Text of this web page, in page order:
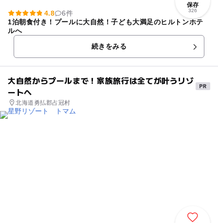
保存
326
4.8
6件
1泊朝食付き！プールに大自然！子ども大満足のヒルトンホテ
ルへ
続きをみる
大自然からプールまで！家族旅行は全てが叶うリゾ
ートへ
北海道勇払郡占冠村